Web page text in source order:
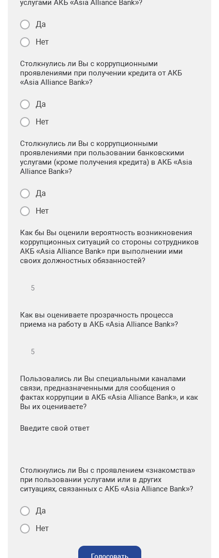
услугами АКБ «Asia Alliance Bank»?
Да
Нет
Столкнулись ли Вы с коррупционными
проявлениями при получении кредита от АКБ
«Asia Alliance Bank»?
Да
Нет
Столкнулись ли Вы с коррупционными
проявлениями при пользовании банковскими
услугами (кроме получения кредита) в АКБ «Asia
Alliance Bank»?
Да
Нет
Как бы Вы оценили вероятность возникновения
коррупционных ситуаций со стороны сотрудников
АКБ «Asia Alliance Bank» при выполнении ими
своих должностных обязанностей?
Как вы оцениваете прозрачность процесса
приема на работу в АКБ «Asia Alliance Bank»?
Пользовались ли Вы специальными каналами
связи, предназначенными для сообщения о
фактах коррупции в АКБ «Asia Alliance Bank», и как
Вы их оцениваете?
Введите свой ответ
Столкнулись ли Вы с проявлением «знакомства»
при пользовании услугами или в других
ситуациях, связанных с АКБ «Asia Alliance Bank»?
Да
Нет